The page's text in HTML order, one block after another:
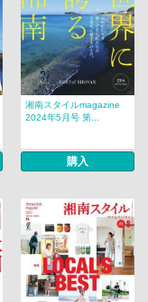
湘南スタイルmagazine
2024年5月号 第...
購入